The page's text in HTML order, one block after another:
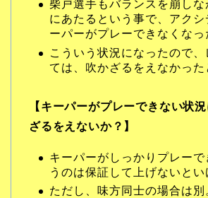
柴戸選手もバランスを崩しな
にあたるという事で、アクシ
ーパーがプレーできなくなっ
こういう状況になったので、
ては、吹かざるをえなかった
【キーパーがプレーできない状
ざるをえないか？】
キーパーがしっかりプレーで
うのは保証して上げないとい
ただし、味方同士の場合は別